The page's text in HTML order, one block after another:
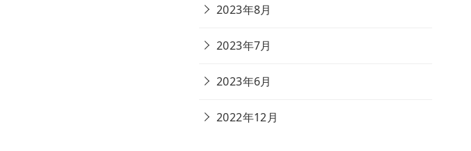
2023年8月
2023年7月
2023年6月
2022年12月